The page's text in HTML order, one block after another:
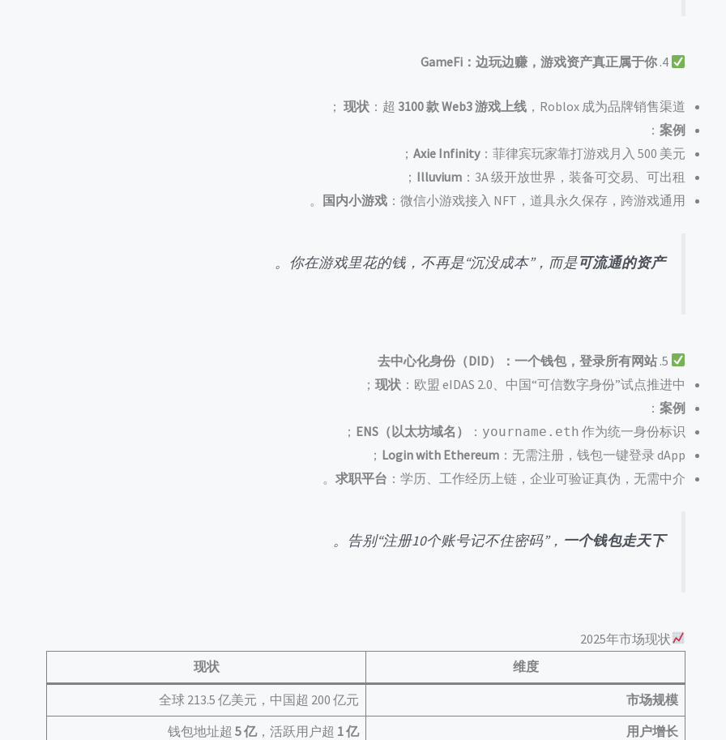
4.
GameFi：边玩边赚，游戏资产真正属于你
现状 ：超 3100 款 Web3 游戏上线 ，Roblox 成为品牌销售渠道 ；
案例
：
Axie Infinity：菲律宾玩家靠打游戏月入 500 美元；
Illuvium ：3A 级开放世界，装备可交易、可出租；
国内小游戏 ：微信小游戏接入 NFT，道具永久保存，跨游戏通用。
你在游戏里花的钱，不再是“沉没成本”，而是可流通的资产
。
去中心化身份（DID）：一个钱包，登录所有网站
现状 ：欧盟 eIDAS 2.0、中国“可信数字身份”试点推进中；
案例
：
ENS（以太坊域名）
： yourname.eth 作为统一身份标识；
Login with Ethereum ：无需注册，钱包一键登录 dApp；
求职平台 ：学历、工作经历上链，企业可验证真伪，无需中介。
告别“注册10个账号记不住密码”， 一个钱包走天下
。
2025年市场现状
维度
现状
市场规模
全球 213.5 亿美元，中国超 200 亿元
用户增长
钱包地址超 5 亿，活跃用户超 1 亿